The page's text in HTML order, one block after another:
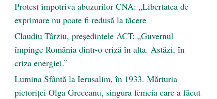
Protest împotriva abuzurilor CNA: „Libertatea de
exprimare nu poate fi redusă la tăcere
Claudiu Târziu, președintele ACT: „Guvernul
împinge România dintr-o criză în alta. Astăzi, în
criza energiei.”
Lumina Sfântă la Ierusalim, în 1933. Mărturia
pictoriței Olga Greceanu, singura femeia care a făcut